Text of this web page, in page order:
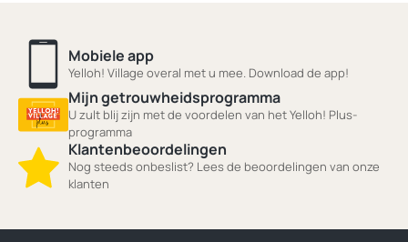
Mobiele app
Yelloh! Village overal met u mee. Download de app!
Mijn getrouwheidsprogramma
U zult blij zijn met de voordelen van het Yelloh! Plus-
programma
Klantenbeoordelingen
Nog steeds onbeslist? Lees de beoordelingen van onze
klanten